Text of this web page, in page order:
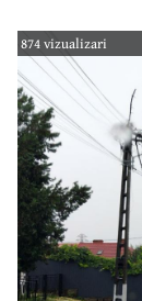
874 vizualizari